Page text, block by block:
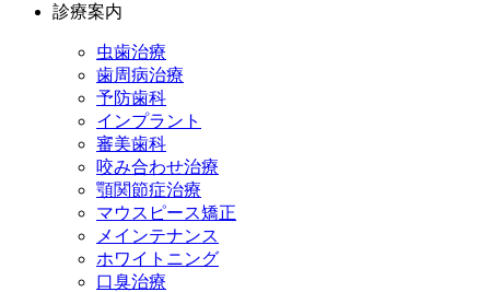
診療案内
虫歯治療
歯周病治療
予防歯科
インプラント
審美歯科
咬み合わせ治療
顎関節症治療
マウスピース矯正
メインテナンス
ホワイトニング
口臭治療